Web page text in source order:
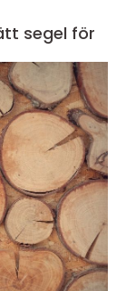
segel för